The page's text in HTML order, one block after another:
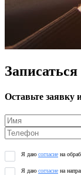
Оставьте
Я даю согласие на
Я даю согласие на